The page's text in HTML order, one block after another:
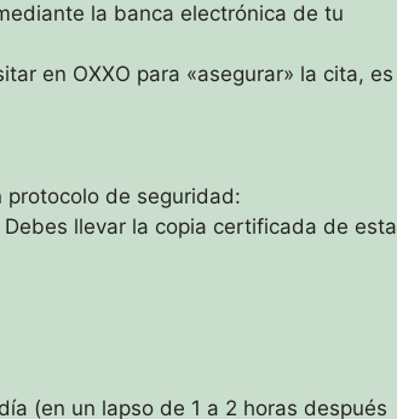
la banca electrónica de tu
en OXXO para «asegurar» la cita, es
protocolo de seguridad:
llevar la copia certificada de esta
(en un lapso de 1 a 2 horas después